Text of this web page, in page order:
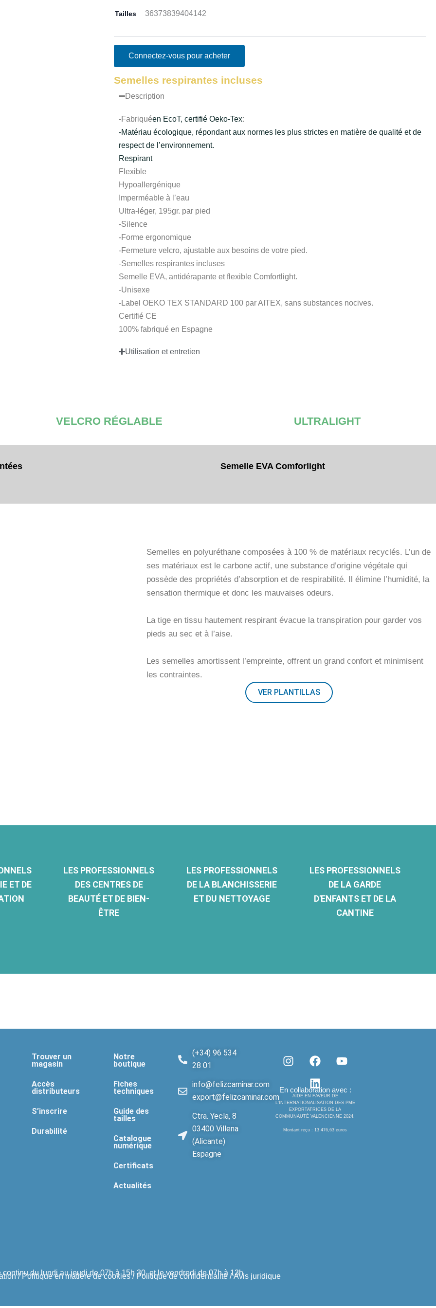
Tailles 36373839404142
Connectez-vous pour acheter
Semelles respirantes incluses
Description
-Fabriquéen EcoT, certifié Oeko-Tex:
-Matériau écologique, répondant aux normes les plus strictes en matière de qualité et de
respect de l’environnement.
Respirant
Flexible
Hypoallergénique
Imperméable à l’eau
Ultra-léger, 195gr. par pied
-Silence
-Forme ergonomique
-Fermeture velcro, ajustable aux besoins de votre pied.
-Semelles respirantes incluses
Semelle EVA, antidérapante et flexible Comfortlight.
-Unisexe
-Label OEKO TEX STANDARD 100 par AITEX, sans substances nocives.
Certifié CE
100% fabriqué en Espagne
Utilisation et entretien
VELCRO RÉGLABLE ULTRALIGHT
Semelle EVA Comforlight
Semelles en polyuréthane composées à 100 % de matériaux recyclés. L’un de
ses matériaux est le carbone actif, une substance d’origine végétale qui
possède des propriétés d’absorption et de respirabilité. Il élimine l’humidité, la
sensation thermique et donc les mauvaises odeurs.
La tige en tissu hautement respirant évacue la transpiration pour garder vos
pieds au sec et à l’aise.
Les semelles amortissent l’empreinte, offrent un grand confort et minimisent
les contraintes.
VER PLANTILLAS
ET DE
LES PROFESSIONNELS
DES CENTRES DE
BEAUTÉ ET DE BIEN-
ÊTRE
LES PROFESSIONNELS
DE LA BLANCHISSERIE
ET DU NETTOYAGE
LES PROFESSIONNELS
DE LA GARDE
D'ENFANTS ET DE LA
CANTINE
Trouver un
magasin
Accès
distributeurs
S’inscrire
Durabilité
Notre
boutique
Fiches
techniques
Guide des
tailles
Catalogue
numérique
Certificats
Actualités
(+34) 96 534
28 01
info@felizcaminar.com
export@felizcaminar.com
Ctra. Yecla, 8
03400 Villena
(Alicante)
Espagne
I
s
t
a
g
r
F
a
c
e
b
o
o
Y
u
t
b
e
L
i
n
k
e
d
i
En collaboration avec :
AIDE EN FAVEUR DE
L’INTERNATIONALISATION DES PME
EXPORTATRICES DE LA
COMMUNAUTÉ VALENCIENNE 2024.
Montant reçu : 13 476,63 euros
continu du lundi au jeudi de 07h à 15h 30 et le vendredi de 07h à 13h
/Politique en matière de cookies/ Politique de confidentialité/Avis juridique